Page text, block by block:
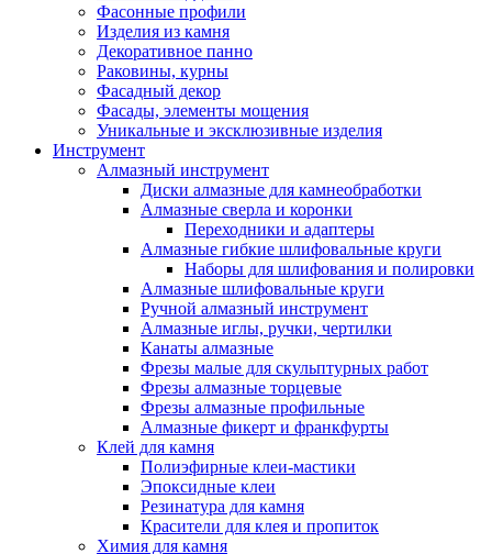
Фасонные профили
Изделия из камня
Декоративное панно
Раковины, курны
Фасадный декор
Фасады, элементы мощения
Уникальные и эксклюзивные изделия
Инструмент
Алмазный инструмент
Диски алмазные для камнеобработки
Алмазные сверла и коронки
Переходники и адаптеры
Алмазные гибкие шлифовальные круги
Наборы для шлифования и полировки
Алмазные шлифовальные круги
Ручной алмазный инструмент
Алмазные иглы, ручки, чертилки
Канаты алмазные
Фрезы малые для скульптурных работ
Фрезы алмазные торцевые
Фрезы алмазные профильные
Алмазные фикерт и франкфурты
Клей для камня
Полиэфирные клеи-мастики
Эпоксидные клеи
Резинатура для камня
Красители для клея и пропиток
Химия для камня